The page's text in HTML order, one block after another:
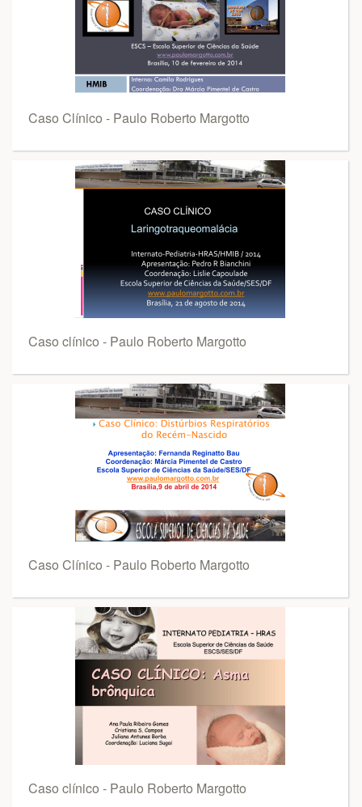
Caso Clínico - Paulo Roberto Margotto
Caso clínico - Paulo Roberto Margotto
Caso Clínico - Paulo Roberto Margotto
Caso clínico - Paulo Roberto Margotto